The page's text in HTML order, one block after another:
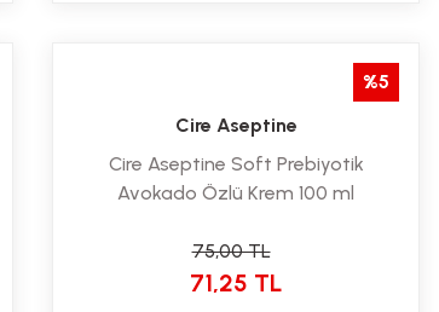
%5
Cire Aseptine
Cire Aseptine Soft Prebiyotik
Avokado Özlü Krem 100 ml
75,00 TL
71,25 TL